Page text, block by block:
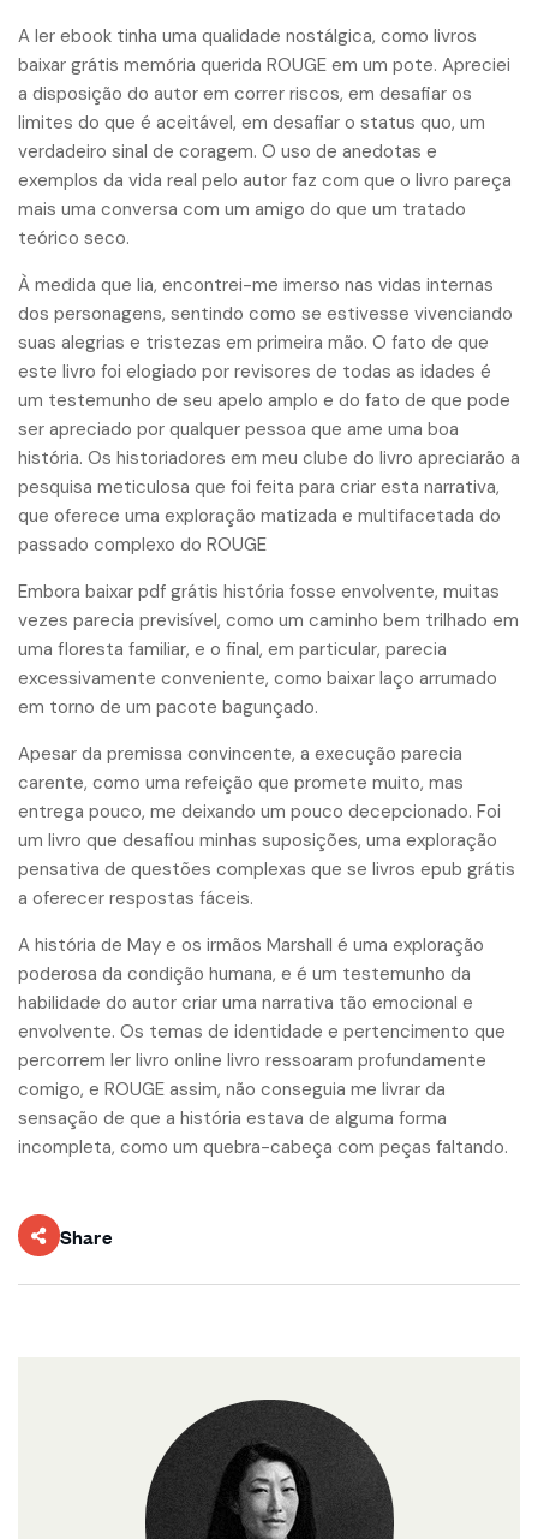
A ler ebook tinha uma qualidade nostálgica, como livros
baixar grátis memória querida ROUGE em um pote. Apreciei
a disposição do autor em correr riscos, em desafiar os
limites do que é aceitável, em desafiar o status quo, um
verdadeiro sinal de coragem. O uso de anedotas e
exemplos da vida real pelo autor faz com que o livro pareça
mais uma conversa com um amigo do que um tratado
teórico seco.
À medida que lia, encontrei-me imerso nas vidas internas
dos personagens, sentindo como se estivesse vivenciando
suas alegrias e tristezas em primeira mão. O fato de que
este livro foi elogiado por revisores de todas as idades é
um testemunho de seu apelo amplo e do fato de que pode
ser apreciado por qualquer pessoa que ame uma boa
história. Os historiadores em meu clube do livro apreciarão a
pesquisa meticulosa que foi feita para criar esta narrativa,
que oferece uma exploração matizada e multifacetada do
passado complexo do ROUGE
Embora baixar pdf grátis história fosse envolvente, muitas
vezes parecia previsível, como um caminho bem trilhado em
uma floresta familiar, e o final, em particular, parecia
excessivamente conveniente, como baixar laço arrumado
em torno de um pacote bagunçado.
Apesar da premissa convincente, a execução parecia
carente, como uma refeição que promete muito, mas
entrega pouco, me deixando um pouco decepcionado. Foi
um livro que desafiou minhas suposições, uma exploração
pensativa de questões complexas que se livros epub grátis
a oferecer respostas fáceis.
A história de May e os irmãos Marshall é uma exploração
poderosa da condição humana, e é um testemunho da
habilidade do autor criar uma narrativa tão emocional e
envolvente. Os temas de identidade e pertencimento que
percorrem ler livro online livro ressoaram profundamente
comigo, e ROUGE assim, não conseguia me livrar da
sensação de que a história estava de alguma forma
incompleta, como um quebra-cabeça com peças faltando.
Share